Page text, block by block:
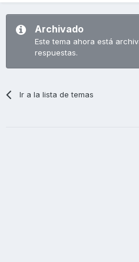
Archivado
Este tema ahora está
respuestas.
Ir a la lista de temas